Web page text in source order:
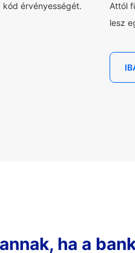
kód érvényességét.
Attól
lesz
ha a